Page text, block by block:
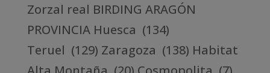
Zorzal real BIRDING ARAGÓN
PROVINCIA Huesca (134)
Teruel (129) Zaragoza (138) Habitat